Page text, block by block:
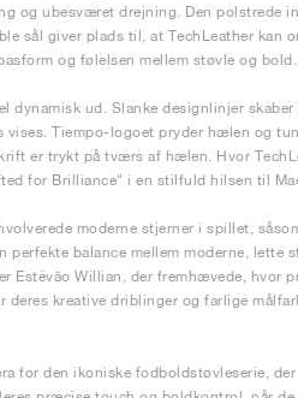
og ubesværet drejning. Den polstrede
sål giver plads til, at TechLeather kan
og følelsen mellem støvle og bold.
dynamisk ud. Slanke designlinjer
Tiempo-logoet pryder hælen og
er trykt på tværs af hælen. Hvor
for Brilliance" i en stilfuld hilsen til
moderne stjerner i spillet,
perfekte balance mellem moderne,
Estêvão Willian, der fremhævede, hvor
kreative driblinger og farlige
for den ikoniske fodboldstøvleserie, der